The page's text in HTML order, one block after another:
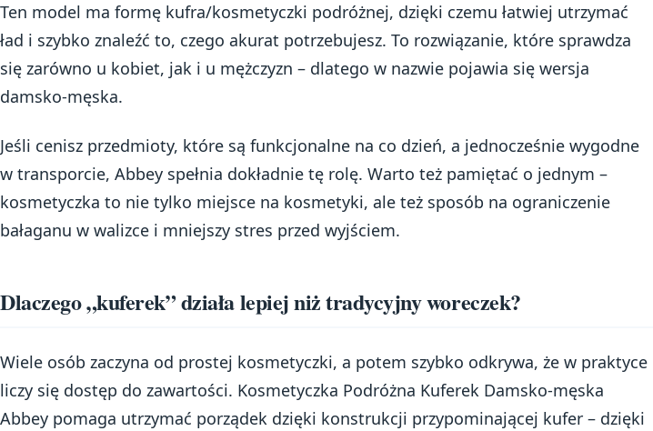
Ten model ma formę kufra/kosmetyczki podróżnej, dzięki czemu łatwiej utrzymać
ład i szybko znaleźć to, czego akurat potrzebujesz. To rozwiązanie, które sprawdza
się zarówno u kobiet, jak i u mężczyzn – dlatego w nazwie pojawia się wersja
damsko-męska.
Jeśli cenisz przedmioty, które są funkcjonalne na co dzień, a jednocześnie wygodne
w transporcie, Abbey spełnia dokładnie tę rolę. Warto też pamiętać o jednym –
kosmetyczka to nie tylko miejsce na kosmetyki, ale też sposób na ograniczenie
bałaganu w walizce i mniejszy stres przed wyjściem.
Dlaczego „kuferek” działa lepiej niż tradycyjny woreczek?
Wiele osób zaczyna od prostej kosmetyczki, a potem szybko odkrywa, że w praktyce
liczy się dostęp do zawartości. Kosmetyczka Podróżna Kuferek Damsko-męska
Abbey pomaga utrzymać porządek dzięki konstrukcji przypominającej kufer – dzięki